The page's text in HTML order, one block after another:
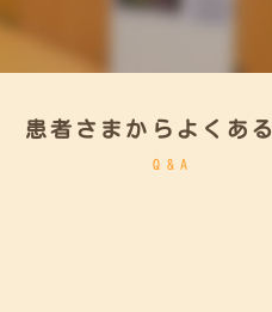
患者さまからよくある
Q&A